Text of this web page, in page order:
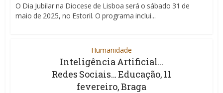
O Dia Jubilar na Diocese de Lisboa será o sábado 31 de
maio de 2025, no Estoril. O programa inclui...
Humanidade
Inteligência Artificial…
Redes Sociais… Educação, 11
fevereiro, Braga